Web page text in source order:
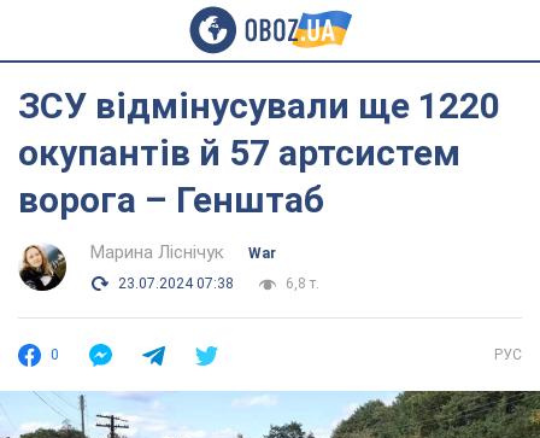
ЗСУ відмінусували ще 1220
окупантів й 57 артсистем
ворога – Генштаб
Марина Ліснічук
War
23.07.2024 07:38
6,8 т.
0 РУС